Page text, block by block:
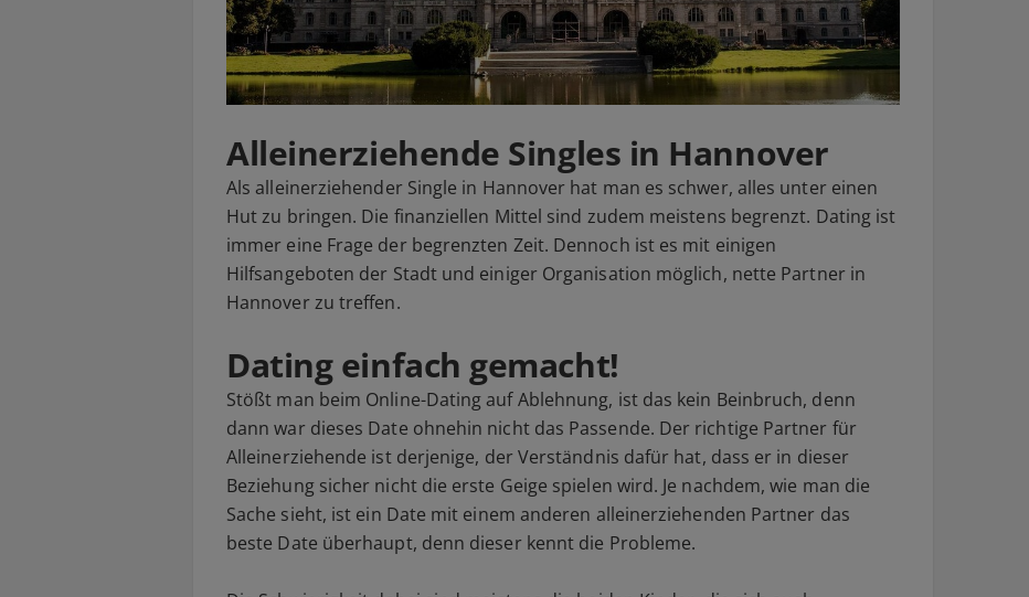
Alleinerziehende Singles in Hannover
Als alleinerziehender Single in Hannover hat man es schwer, alles unter einen
Hut zu bringen. Die finanziellen Mittel sind zudem meistens begrenzt. Dating ist
immer eine Frage der begrenzten Zeit. Dennoch ist es mit einigen
Hilfsangeboten der Stadt und einiger Organisation möglich, nette Partner in
Hannover zu treffen.
Dating einfach gemacht!
Stößt man beim Online-Dating auf Ablehnung, ist das kein Beinbruch, denn
dann war dieses Date ohnehin nicht das Passende. Der richtige Partner für
Alleinerziehende ist derjenige, der Verständnis dafür hat, dass er in dieser
Beziehung sicher nicht die erste Geige spielen wird. Je nachdem, wie man die
Sache sieht, ist ein Date mit einem anderen alleinerziehenden Partner das
beste Date überhaupt, denn dieser kennt die Probleme.